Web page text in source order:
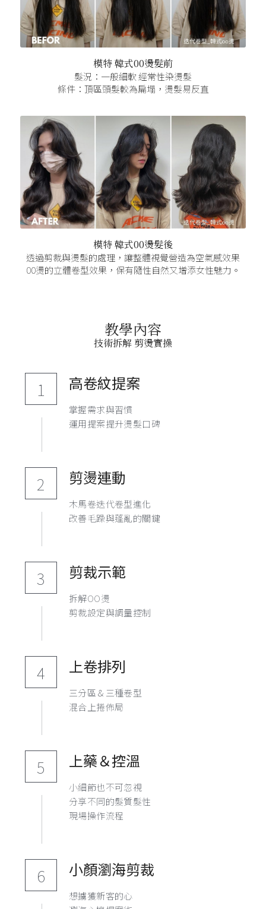
模特 韓式00燙髮前
髮況：一般細軟 經常性染燙髮
條件：頂區頭髮較為扁塌，燙髮易反直
模特 韓式00燙髮後
透過剪裁與燙髮的處理，讓整體視覺營造為空氣感效果
00燙的立體卷型效果，保有隨性自然又增添女性魅力。
教學內容
技術拆解 剪燙實操
1 高卷紋提案
掌握需求與習慣
運用提案提升燙髮口碑
2 剪燙連動
木馬卷迭代卷型進化
改善毛躁與蓬亂的關鍵
3 剪裁示範
拆解OO燙
剪裁設定與調量控制
4 上卷排列
三分區＆三種卷型
混合上捲佈局
5 上藥＆控溫
小細節也不可忽視
分享不同的髮質髮性
現場操作流程
6 小顏瀏海剪裁
想擄獲新客的心